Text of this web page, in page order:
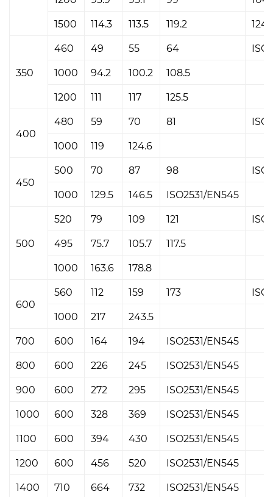
1500
114.3 113.5 119.2
350
460 49 55 64
1000
94.2 100.2
108.5
1200
111 117 125.5
400
480 59 70 81
1000
119 124.6
450
500 70 87 98
1000
129.5 146.5 ISO2531/EN545
500
520 79 109 121
495
75.7 105.7
117.5
1000
163.6 178.8
600
560 112 159 173
1000
217
243.5
700
600 164 194
ISO2531/EN545
800
600 226 245
ISO2531/EN545
900
600 272 295
ISO2531/EN545
1000
600 328 369
ISO2531/EN545
1100
600 394 430
ISO2531/EN545
1200
600 456 520
ISO2531/EN545
1400
710 664 732
ISO2531/EN545